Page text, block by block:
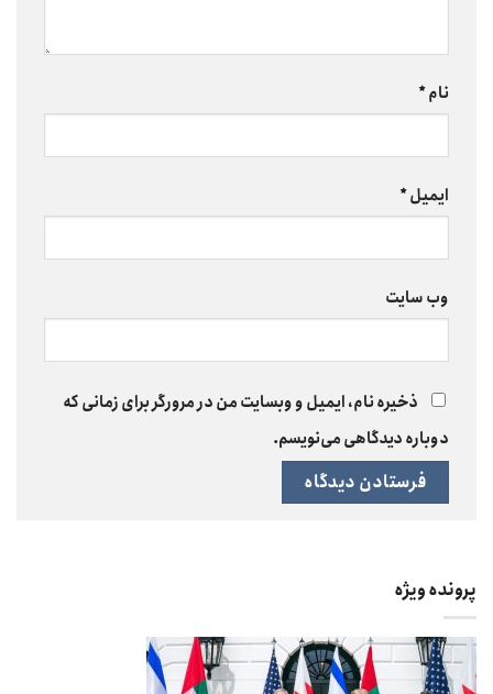
نام*
ایمیل*
وب‌ سایت
ذخیره نام، ایمیل و وبسایت من در مرورگر برای زمانی که
دوباره دیدگاهی می‌نویسم.
پرونده ویژه